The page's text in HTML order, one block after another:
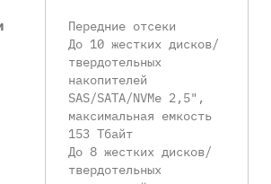
Передние отсеки
До 10 жестких дисков/
твердотельных
накопителей
SAS/SATA/NVMe 2,5",
максимальная емкость
153 Тбайт
До 8 жестких дисков/
твердотельных